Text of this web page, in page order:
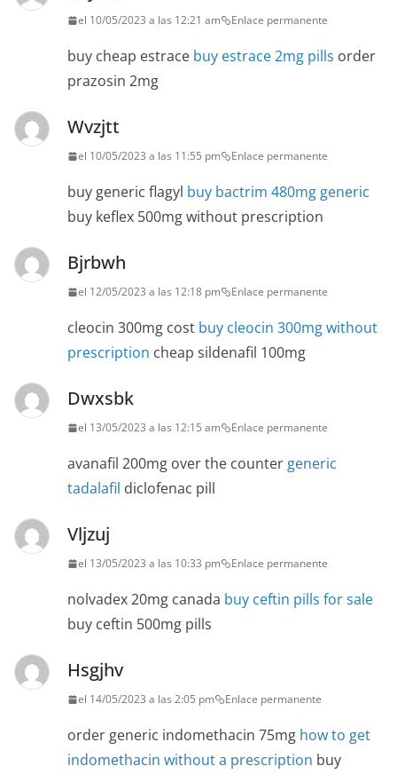
el 10/05/2023 a las 12:21 am Enlace permanente
buy cheap estrace buy estrace 2mg pills order
prazosin 2mg
Wvzjtt
el 10/05/2023 a las 11:55 pm Enlace permanente
buy generic flagyl buy bactrim 480mg generic
buy keflex 500mg without prescription
Bjrbwh
el 12/05/2023 a las 12:18 pm Enlace permanente
cleocin 300mg cost buy cleocin 300mg without
prescription cheap sildenafil 100mg
Dwxsbk
el 13/05/2023 a las 12:15 am Enlace permanente
avanafil 200mg over the counter generic
tadalafil diclofenac pill
Vljzuj
el 13/05/2023 a las 10:33 pm Enlace permanente
nolvadex 20mg canada buy ceftin pills for sale
buy ceftin 500mg pills
Hsgjhv
el 14/05/2023 a las 2:05 pm Enlace permanente
order generic indomethacin 75mg how to get
indomethacin without a prescription buy